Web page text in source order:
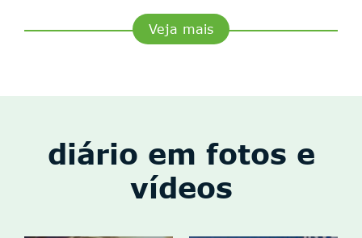
Veja mais
diário em fotos e
vídeos